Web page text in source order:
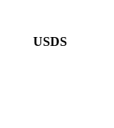
USDS